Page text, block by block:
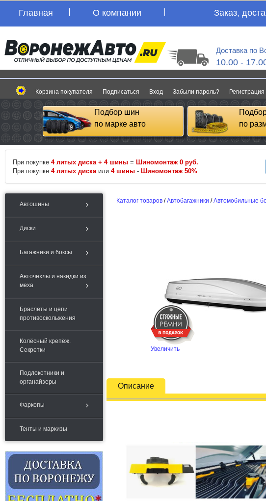
Главная О компании Заказ,
Доставка по
10.00 -
Корзина покупателя Подписаться Вход Забыли пароль? Регистрация
Подбор шин
по марке авто
по
При покупке 4 литых диска + 4 шины = Шиномонтаж 0 руб.
При покупке 4 литых диска или 4 шины - Шиномонтаж 50%
Автошины
Диски
Багажники и боксы
Авточехлы и накидки из
меха
Браслеты и цепи
противоскольжения
Колёсный крепёж.
Секретки
Подлокотники и
органайзеры
Фаркопы
Тенты и маркизы
Каталог товаров /Автобагажники /Автомобильные
Увеличить
Описание